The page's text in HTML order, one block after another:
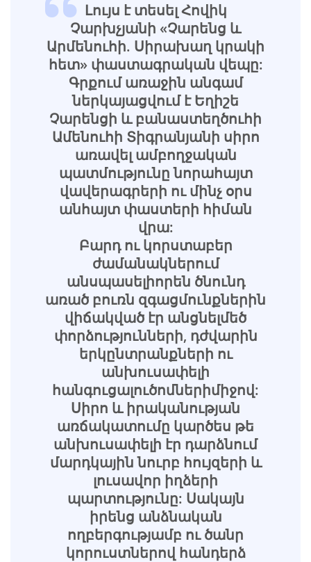
Լույս է տեսել Հովիկ
Չարխչյանի «Չարենց և
Արմենուհի. Սիրախաղ կրակի
հետ» փաստագրական վեպը:
Գրքում առաջին անգամ
ներկայացվում է Եղիշե
Չարենցի և բանաստեղծուհի
Ամենուհի Տիգրանյանի սիրո
առավել ամբողջական
պատմությունը նորահայտ
վավերագրերի ու մինչ օրս
անհայտ փաստերի հիման
վրա:
Բարդ ու կորստաբեր
ժամանակներում
անսպասելիորեն ծնունդ
առած բուռն զգացմունքներին
վիճակված էր անցնելմեծ
փորձությունների, դժվարին
երկընտրանքների ու
անխուսափելի
հանգուցալուծոմներիմիջով:
Սիրո և իրականության
առճակատումը կարծես թե
անխուսափելի էր դարձնում
մարդկային նուրբ հույզերի և
լուսավոր իղձերի
պարտությունը: Սակայն
իրենց անձնական
ողբերգությամբ ու ծանր
կորուստներով հանդերձ